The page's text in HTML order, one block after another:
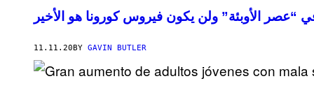
“عصر الأوبئة” ولن يكون فيروس كورونا هو الأخير
11.11.20BY GAVIN BUTLER